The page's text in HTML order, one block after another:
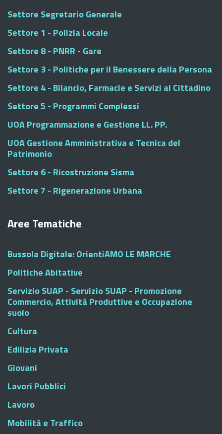
Settore Segretario Generale
Settore 1 - Polizia Locale
Settore 8 - PNRR - Gare
Settore 3 - Politiche per il Benessere della Persona
Settore 4 - Bilancio, Farmacie e Servizi al Cittadino
Settore 5 - Programmi Complessi
UOA Programmazione e Gestione LL. PP.
UOA Gestione Amministrativa e Tecnica del
Patrimonio
Settore 6 - Ricostruzione Sisma
Settore 7 - Rigenerazione Urbana
Aree Tematiche
Bussola Digitale: OrientiAMO LE MARCHE
Politiche Abitative
Servizio SUAP - Servizio SUAP - Promozione
Commercio, Attività Produttive e Occupazione
suolo
Cultura
Edilizia Privata
Giovani
Lavori Pubblici
Lavoro
Mobilità e Traffico